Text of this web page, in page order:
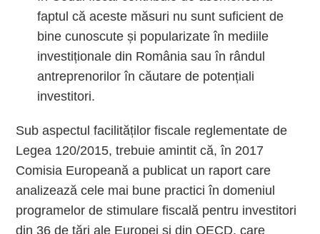
faptul că aceste măsuri nu sunt suficient de
bine cunoscute și popularizate în mediile
investiționale din România sau în rândul
antreprenorilor în căutare de potențiali
investitori.
Sub aspectul facilităților fiscale reglementate de
Legea 120/2015, trebuie amintit că, în 2017
Comisia Europeană a publicat un raport care
analizează cele mai bune practici în domeniul
programelor de stimulare fiscală pentru investitori
din 36 de țări ale Europei și din OECD, care